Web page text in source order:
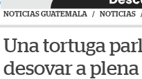
NOTICIAS GUATEMALA / NOTICIAS
Una tortuga
desovar a